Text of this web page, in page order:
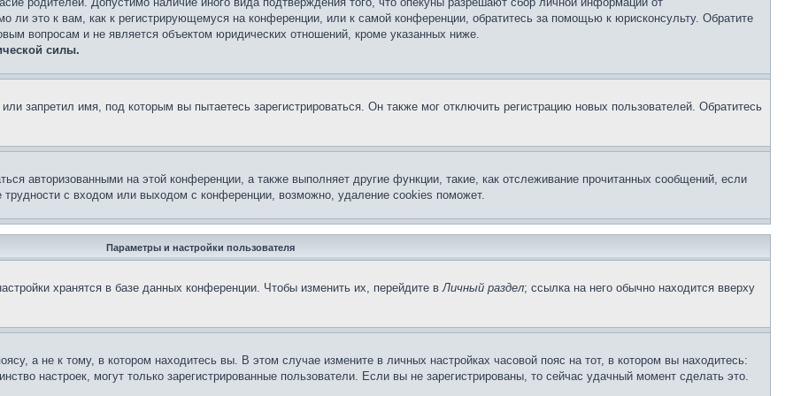
это к вам, как к регистрирующемуся на конференции, или к самой конференции, обратитесь за помощью к юрисконсульту. Обратите
вопросам и не является объектом юридических отношений, кроме указанных ниже.
силы.
запретил имя, под которым вы пытаетесь зарегистрироваться. Он также мог отключить регистрацию новых пользователей. Обратитесь
авторизованными на этой конференции, а также выполняет другие функции, такие, как отслеживание прочитанных сообщений, если
с входом или выходом с конференции, возможно, удаление cookies поможет.
Параметры и настройки пользователя
хранятся в базе данных конференции. Чтобы изменить их, перейдите вЛичный раздел; ссылка на него обычно находится вверху
а не к тому, в котором находитесь вы. В этом случае измените в личных настройках часовой пояс на тот, в котором вы находитесь:
настроек, могут только зарегистрированные пользователи. Если вы не зарегистрированы, то сейчас удачный момент сделать это.